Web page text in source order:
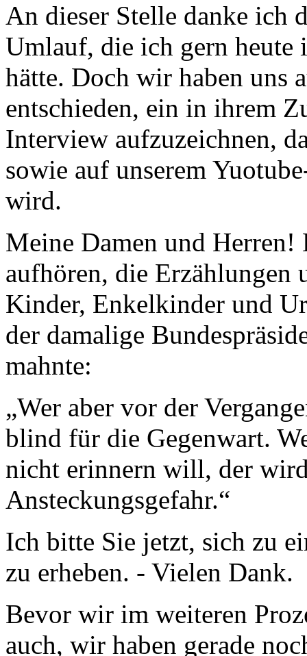
An dieser Stelle danke ich
Umlauf, die ich gern heute
hätte. Doch wir haben uns
entschieden, ein in ihrem
Interview aufzuzeichnen,
sowie auf unserem
wird.
Meine Damen und Herren!
aufhören, die Erzählungen
Kinder, Enkelkinder und
der damalige
mahnte:
„Wer aber vor der
blind für die Gegenwart.
nicht erinnern will, der
Ansteckungsgefahr.“
Ich bitte Sie jetzt, sich zu
zu erheben. - Vielen Dank.
Bevor wir im weiteren
auch, wir haben gerade